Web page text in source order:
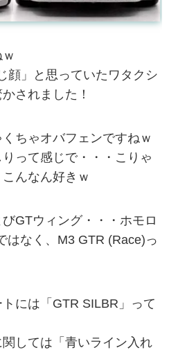
顔」と思っていたワタクシ
されました！
ちゃオバフェンですねｗ
って感じで・・・こりゃ
んなん好きｗ
GTウィング・・・ホモロ
はなく、M3 GTR (Race)っ
には「GTR SILBR」って
しては「青いライン入れ